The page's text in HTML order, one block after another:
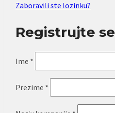
Zaboravili ste lozinku?
Registrujte se
Ime *
Prezime *